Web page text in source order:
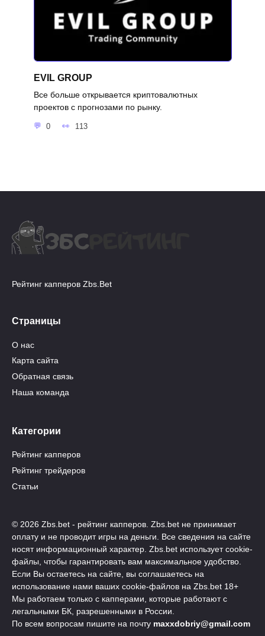
EVIL GROUP
Все больше открывается криптовалютных
проектов с прогнозами по рынку.
0 113
Рейтинг капперов Zbs.Bet
Страницы
О нас
Карта сайта
Обратная связь
Наша команда
Категории
Рейтинг капперов
Рейтинг трейдеров
Статьи
© 2026 Zbs.bet - рейтинг капперов. Zbs.bet не принимает
оплату и не проводит игры на деньги. Все сведения на сайте
носят информационный характер. Zbs.bet использует cookie-
файлы, чтобы гарантировать вам максимальное удобство.
Если Вы остаетесь на сайте, вы соглашаетесь на
использование нами ваших cookie-файлов на Zbs.bet 18+
Мы работаем только с капперами, которые работают с
легальными БК, разрешенными в России.
По всем вопросам пишите на почту maxxdobriy@gmail.com